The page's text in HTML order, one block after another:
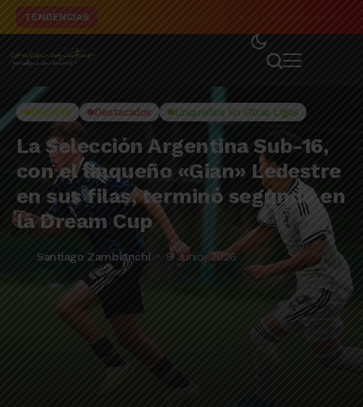
TENDENCIAS
Deporte Destacados Linqueños En Otras Ligas
La Selección Argentina Sub-16,
con el linqueño «Gian» Ledestre
en sus filas, terminó segundo en
la Dream Cup
Santiago Zambianchi 8 Junio, 2026